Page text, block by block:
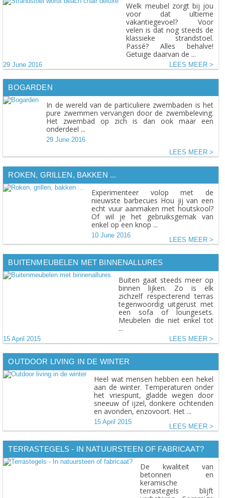
Welk meubel zorgt bij jou
voor dat ultieme
vakantiegevoel? Voor
velen is dat nog steeds de
klassieke strandstoel.
Passé? Alles behalve!
Getuige daarvan de ...
29 June 2016 LEES MEER
BOGARDEN
In de wereld van de particuliere zwembaden is het
pure zwemmen vervangen door de zwembeleving.
Het zwembad op zich is dan ook maar een
onderdeel ...
29 June 2016
LEES MEER
ROKEN, GRILLEN, BAKKEN ...
Experimenteer volop met de
nieuwste barbecues Hou jij van een
echt vuur aanmaken met houtskool?
Of wil je het gebruiksgemak van
enkel op een knop ...
10 June 2016
LEES MEER
BUITENMEUBELEN MET BINNENALLURES
Buiten gaat steeds meer op
binnen lijken. Zo is elk
zichzelf respecterend terras
tegenwoordig uitgerust met
een sofa of loungesets.
Meubelen die niet enkel tot
...
15 April 2015 LEES MEER
OUTDOOR LIVING IN DE WINTER
Heel wat mensen hebben een hekel
aan de winter. Temperaturen onder
het vriespunt, gladde wegen door
sneeuw of ijzel, donkere ochtenden
en avonden, enzovoort. Het ...
15 April 2015
LEES MEER
TERRASTEGELS - IN NATUURSTEEN OF FABRICAAT?
De kwaliteit van
betonnen en
keramische
terrastegels blijft